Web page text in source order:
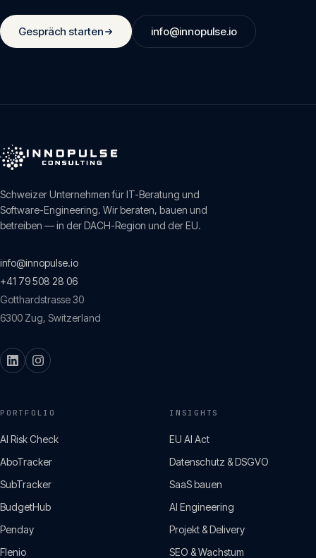
Gespräch starten info@innopulse.io
Schweizer Unternehmen für IT-Beratung und
Software-Engineering. Wir beraten, bauen und
betreiben — in der DACH-Region und der EU.
info@innopulse.io
+41 79 508 28 06
Gotthardstrasse 30
6300 Zug, Switzerland
PORTFOLIO
AI Risk Check
AboTracker
SubTracker
BudgetHub
Penday
Flenio
INSIGHTS
EU AI Act
Datenschutz & DSGVO
SaaS bauen
AI Engineering
Projekt & Delivery
SEO & Wachstum